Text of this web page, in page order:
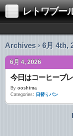
レトワブー
Archives › 6月 4th,
6月 4, 2026
今日はコーヒーブ
By ooshima
Categories: 日替りパン